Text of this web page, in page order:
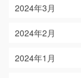
2024年3月
2024年2月
2024年1月